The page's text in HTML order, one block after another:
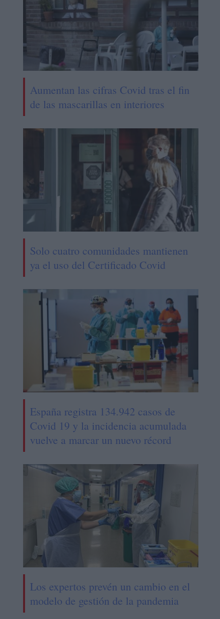
Aumentan las cifras Covid tras el fin
de las mascarillas en interiores
Solo cuatro comunidades mantienen
ya el uso del Certificado Covid
España registra 134.942 casos de
Covid 19 y la incidencia acumulada
vuelve a marcar un nuevo récord
Los expertos prevén un cambio en el
modelo de gestión de la pandemia